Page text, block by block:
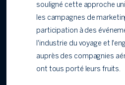
souligné cette approche
les campagnes de
participation à des
l'industrie du voyage et
auprès des compagnies
ont tous porté leurs fruits.